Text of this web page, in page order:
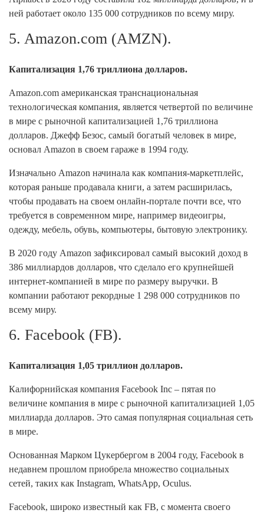
ней работает около 135 000 сотрудников по всему миру.
5. Amazon.com (AMZN).
Капитализация 1,76 триллиона долларов.
Amazon.com американская транснациональная
технологическая компания, является четвертой по величине
в мире с рыночной капитализацией 1,76 триллиона
долларов. Джефф Безос, самый богатый человек в мире,
основал Amazon в своем гараже в 1994 году.
Изначально Amazon начинала как компания-маркетплейс,
которая раньше продавала книги, а затем расширилась,
чтобы продавать на своем онлайн-портале почти все, что
требуется в современном мире, например видеоигры,
одежду, мебель, обувь, компьютеры, бытовую электронику.
В 2020 году Amazon зафиксировал самый высокий доход в
386 миллиардов долларов, что сделало его крупнейшей
интернет-компанией в мире по размеру выручки. В
компании работают рекордные 1 298 000 сотрудников по
всему миру.
6. Facebook (FB).
Капитализация 1,05 триллион долларов.
Калифорнийская компания Facebook Inc – пятая по
величине компания в мире с рыночной капитализацией 1,05
миллиарда долларов. Это самая популярная социальная сеть
в мире.
Основанная Марком Цукербергом в 2004 году, Facebook в
недавнем прошлом приобрела множество социальных
сетей, таких как Instagram, WhatsApp, Oculus.
Facebook, широко известный как FB, с момента своего